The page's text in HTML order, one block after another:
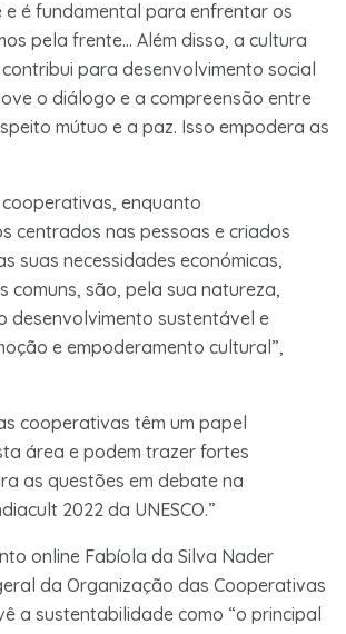
é fundamental para enfrentar os
pela frente… Além disso, a cultura
para desenvolvimento social
o diálogo e a compreensão entre
mútuo e a paz. Isso empodera as
cooperativas, enquanto
centrados nas pessoas e criados
suas necessidades económicas,
comuns, são, pela sua natureza,
desenvolvimento sustentável e
e empoderamento cultural”,
cooperativas têm um papel
área e podem trazer fortes
as questões em debate na
2022 da UNESCO.”
online Fabíola da Silva Nader
da Organização das Cooperativas
a sustentabilidade como “o principal